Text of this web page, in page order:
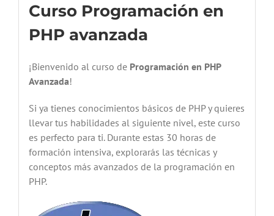
Curso Programación en
PHP avanzada
¡Bienvenido al curso de Programación en PHP
Avanzada!
Si ya tienes conocimientos básicos de PHP y quieres
llevar tus habilidades al siguiente nivel, este curso
es perfecto para ti. Durante estas 30 horas de
formación intensiva, explorarás las técnicas y
conceptos más avanzados de la programación en
PHP.